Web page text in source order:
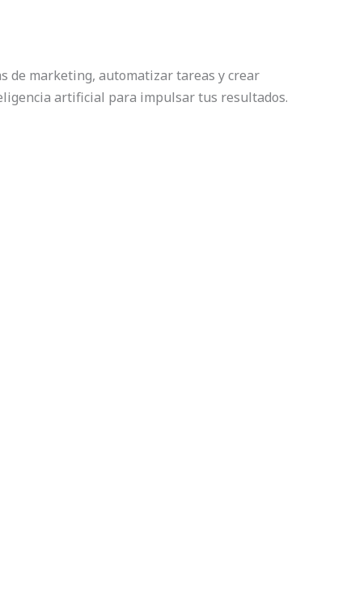
de marketing, automatizar tareas y crear
artificial para impulsar tus resultados.